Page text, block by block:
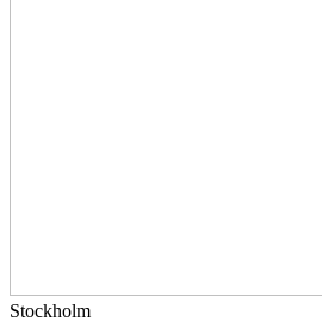
Stockholm